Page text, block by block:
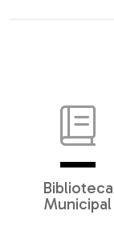
Biblioteca
Municipal